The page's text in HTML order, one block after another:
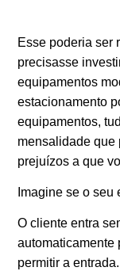
Esse poderia ser
precisasse
equipamentos
estacionamento
equipamentos,
mensalidade que
prejuízos a que
Imagine se o
O cliente entra
automaticamente
permitir a